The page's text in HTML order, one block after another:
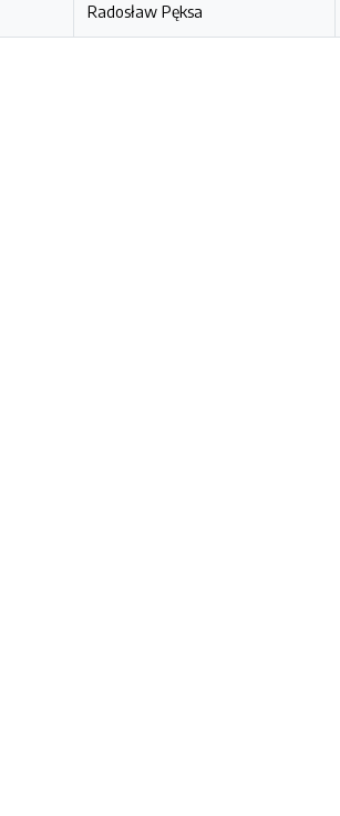
Radosław Pęksa